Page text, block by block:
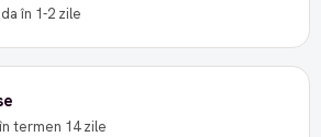
în 1-2 zile
termen 14 zile